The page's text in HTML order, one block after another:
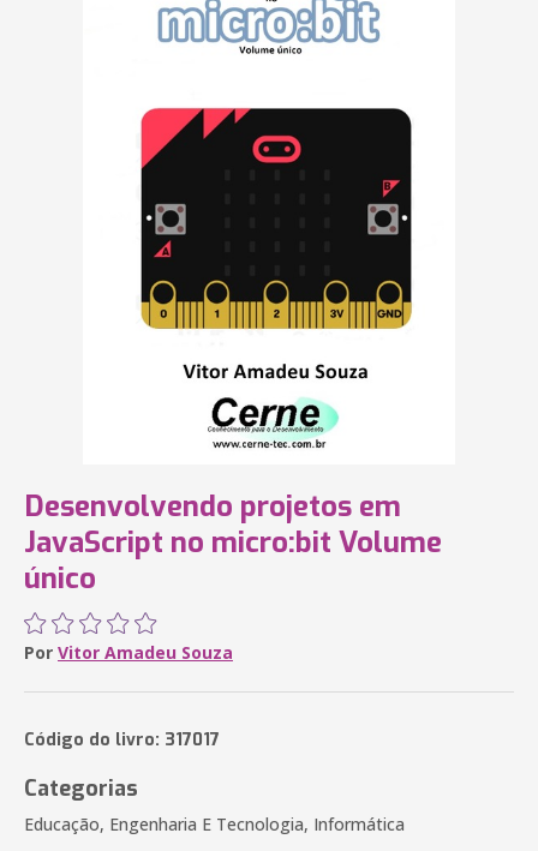
Desenvolvendo projetos em
JavaScript no micro:bit Volume
único
Por Vitor Amadeu Souza
Código do livro: 317017
Categorias
Educação, Engenharia E Tecnologia, Informática